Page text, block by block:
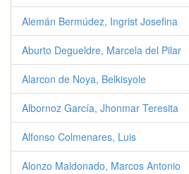
Alemán Bermúdez, Ingrist Josefina
Aburto Degueldre, Marcela del Pilar
Alarcon de Noya, Belkisyole
Albornoz García, Jhonmar Teresita
Alfonso Colmenares, Luis
Alonzo Maldonado, Marcos Antonio